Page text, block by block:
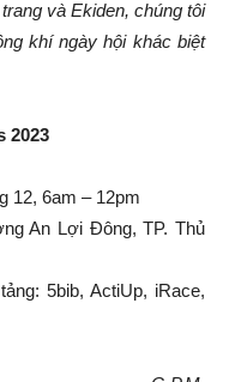
và Ekiden, chúng tôi
khí ngày hội khác biệt
2023
12, 6am – 12pm
An Lợi Đông, TP. Thủ
5bib, ActiUp, iRace,